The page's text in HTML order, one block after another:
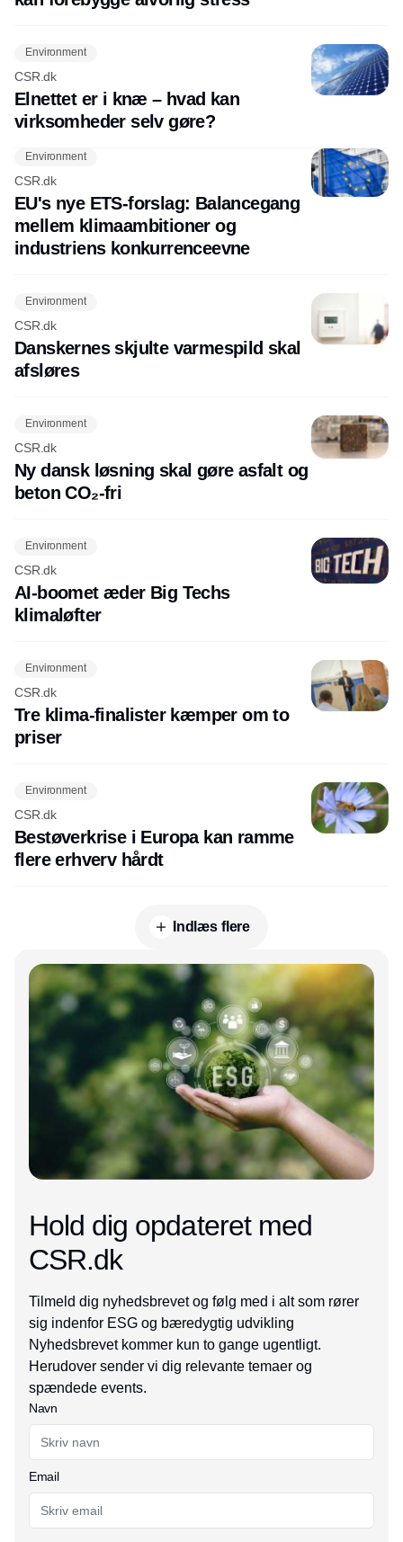
Environment
CSR.dk
Elnettet er i knæ – hvad kan
virksomheder selv gøre?
Environment
CSR.dk
EU's nye ETS-forslag: Balancegang
mellem klimaambitioner og
industriens konkurrenceevne
Environment
CSR.dk
Danskernes skjulte varmespild skal
afsløres
Environment
CSR.dk
Ny dansk løsning skal gøre asfalt og
beton CO₂-fri
Environment
CSR.dk
AI-boomet æder Big Techs
klimaløfter
Environment
CSR.dk
Tre klima-finalister kæmper om to
priser
Environment
CSR.dk
Bestøverkrise i Europa kan ramme
flere erhverv hårdt
Indlæs flere
Annonce
Hold dig opdateret med
CSR.dk
Tilmeld dig nyhedsbrevet og følg med i alt som rører
sig indenfor ESG og bæredygtig udvikling
Nyhedsbrevet kommer kun to gange ugentligt.
Herudover sender vi dig relevante temaer og
spændede events.
Navn
Email